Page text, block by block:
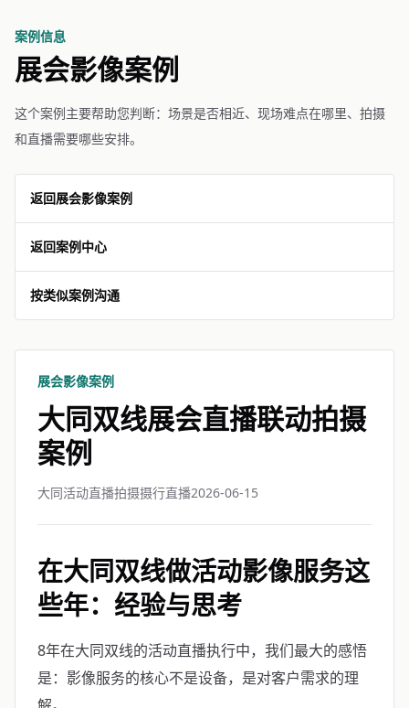
案例信息
展会影像案例
这个案例主要帮助您判断：场景是否相近、现场难点在哪里、拍摄
和直播需要哪些安排。
返回展会影像案例
返回案例中心
按类似案例沟通
展会影像案例
大同双线展会直播联动拍摄
案例
大同活动直播拍摄摄行直播2026-06-15
在大同双线做活动影像服务这
些年：经验与思考
8年在大同双线的活动直播执行中，我们最大的感悟
是：影像服务的核心不是设备，是对客户需求的理